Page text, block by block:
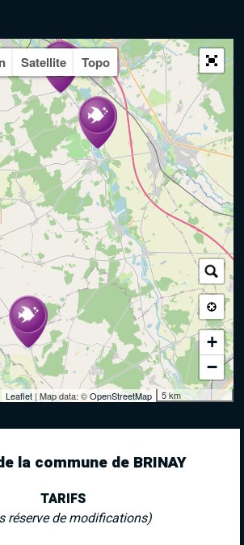
Satellite Topo
+
−
5 km
Leaflet| Map data: ©OpenStreetMap
la commune de BRINAY
TARIFS
réserve de modifications)